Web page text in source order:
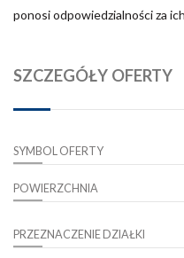
ponosi odpowiedzialności za
SZCZEGÓŁY OFERTY
SYMBOL OFERTY
POWIERZCHNIA
PRZEZNACZENIE DZIAŁKI